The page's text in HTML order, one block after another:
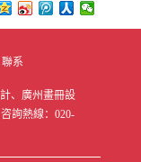
聯系
、廣州畫冊設
詢熱線：020-